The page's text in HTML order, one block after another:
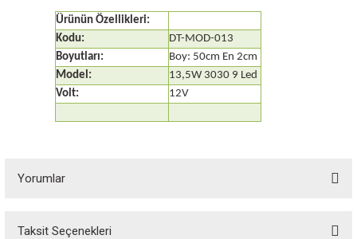
Ürünün Özellikleri:
Kodu:
DT-MOD-013
Boyutları:
Boy: 50cm En 2cm
Model:
13,5W 3030 9 Led
Volt:
12V
Yorumlar
Taksit Seçenekleri